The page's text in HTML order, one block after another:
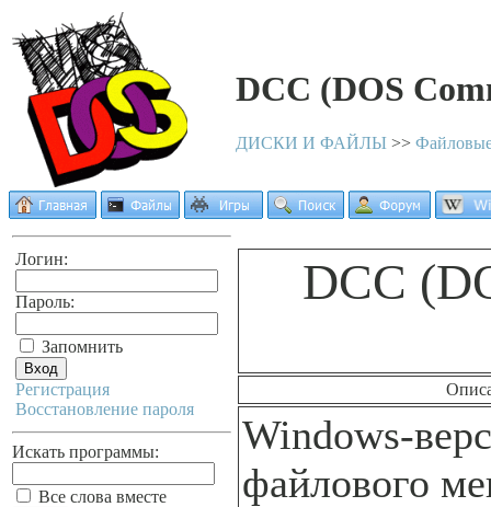
DCC (DOS
ДИСКИ И ФАЙЛЫ >>
Логин:
Пароль:
Запомнить
Регистрация
Восстановление пароля
Искать программы:
Все слова вместе
DCC
Windows-
файлового